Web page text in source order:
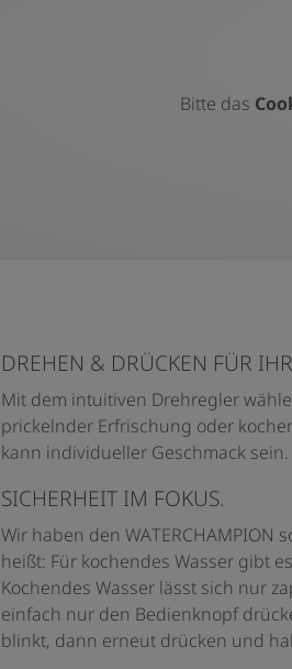
Bitte das
DREHEN & DRÜCKEN FÜR
Mit dem intuitiven Drehregler
prickelnder Erfrischung oder
kann individueller Geschmack sein.
SICHERHEIT IM FOKUS.
Wir haben den
heißt: Für kochendes Wasser gibt
Kochendes Wasser lässt sich nur
einfach nur den Bedienknopf
blinkt, dann erneut drücken und